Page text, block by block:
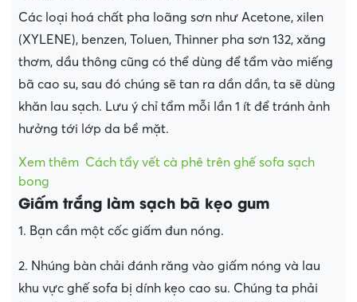
Các loại hoá chất pha loãng sơn như Acetone, xilen
(XYLENE), benzen, Toluen, Thinner pha sơn 132, xăng
thơm, dầu thông cũng có thể dùng để tẩm vào miếng
bã cao su, sau đó chúng sẽ tan ra dần dần, ta sẽ dùng
khăn lau sạch. Lưu ý chỉ tẩm mỗi lần 1 ít để tránh ảnh
hưởng tới lớp da bề mặt.
Xem thêm Cách tẩy vết cà phê trên ghế sofa sạch
bong
Giấm trắng làm sạch bã kẹo gum
1. Bạn cần một cốc giấm đun nóng.
2. Nhúng bàn chải đánh răng vào giấm nóng và lau
khu vực ghế sofa bị dính kẹo cao su. Chúng ta phải